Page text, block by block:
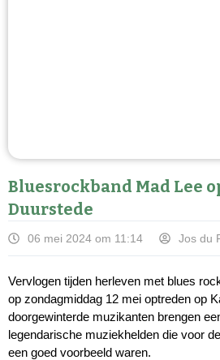
Bluesrockband Mad Lee
Duurstede
06 mei 2024 om 11:14 Jos du
Vervlogen tijden herleven met blues
op zondagmiddag 12 mei optreden op
doorgewinterde muzikanten brengen
legendarische muziekhelden die voor
een goed voorbeeld waren.